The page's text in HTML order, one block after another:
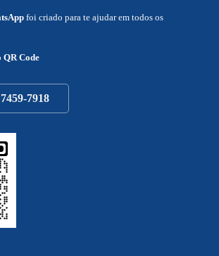
foi criado para te ajudar em todos os
QR Code
7918